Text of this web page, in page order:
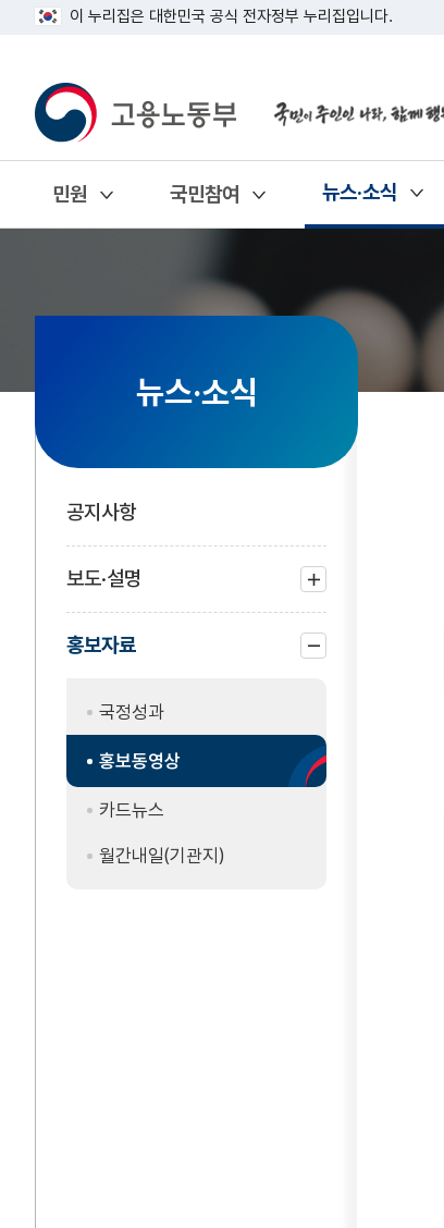
이 누리집은 대한민국 공식 전자정부 누리집입니다.
민원
열기
국민참여
열기
뉴스·소식
열기
뉴스·소식
공지사항
보도·설명
하위
메뉴
홍보자료
메뉴
닫기
국정성과
홍보동영상
카드뉴스
월간내일(기관지)